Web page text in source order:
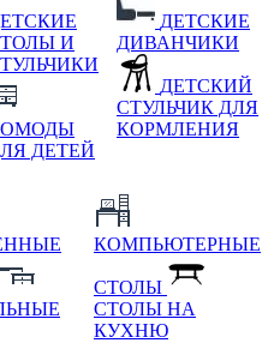
И
ДЕТЕЙ
ДЕТСКИЕ
ДИВАНЧИКИ
ДЕТСКИЙ
СТУЛЬЧИК ДЛЯ
КОРМЛЕНИЯ
КОМПЬЮТЕРНЫЕ
СТОЛЫ
СТОЛЫ НА
КУХНЮ